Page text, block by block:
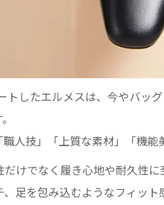
トしたエルメスは、今やバッ
人技」「上質な素材」「機能
けでなく履き心地や耐久性に
、足を包み込むようなフィッ